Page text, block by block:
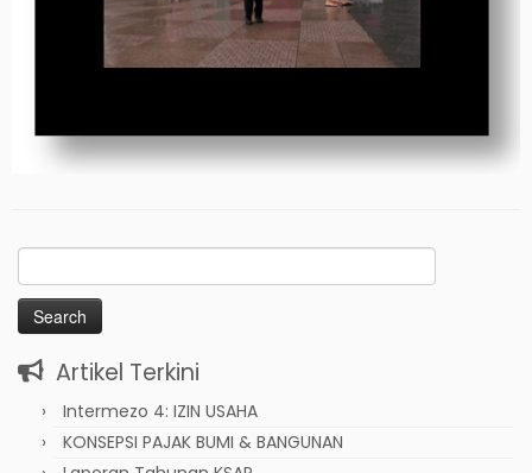
Search
for:
Artikel Terkini
Intermezo 4: IZIN USAHA
KONSEPSI PAJAK BUMI & BANGUNAN